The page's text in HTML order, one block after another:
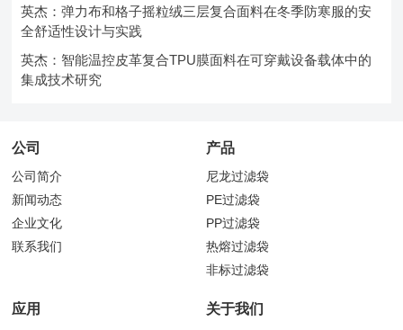
英杰：弹力布和格子摇粒绒三层复合面料在冬季防寒服的安
全舒适性设计与实践
英杰：智能温控皮革复合TPU膜面料在可穿戴设备载体中的
集成技术研究
公司
公司简介
新闻动态
企业文化
联系我们
产品
尼龙过滤袋
PE过滤袋
PP过滤袋
热熔过滤袋
非标过滤袋
应用 关于我们